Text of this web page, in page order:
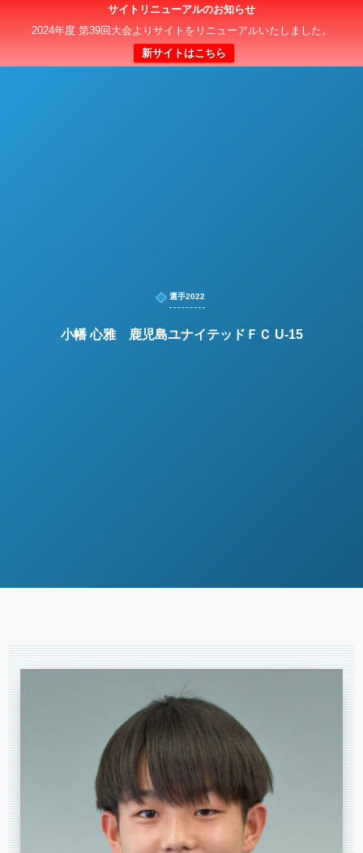
サイトリニューアルのお知らせ
2024年度 第39回大会よりサイトをリニューアルいたしました。
新サイトはこちら
日本クラブユースサッカー選手権（U-15）大会
選手2022
小幡 心雅 鹿児島ユナイテッドＦＣ U-15